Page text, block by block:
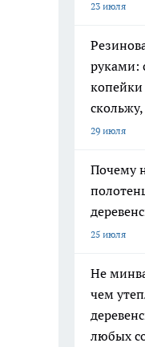
23 июля
руками:
копейки
29 июля
Почему
25 июля
Не
чем
любых